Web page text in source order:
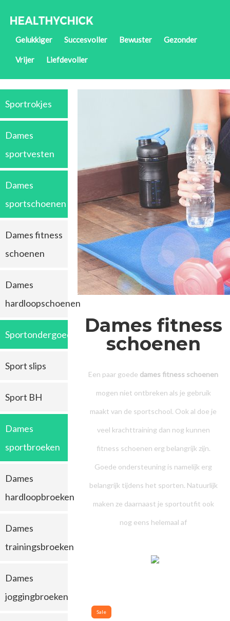
Gelukkiger Succesvoller Bewuster Gezonder
Vrijer Liefdevoller
Sportrokjes
Dames
sportvesten
Dames
sportschoenen
Dames fitness
schoenen
Dames
hardloopschoenen
Sportondergoed
Sport slips
Sport BH
Dames
sportbroeken
Dames
hardloopbroeken
Dames
trainingsbroeken
Dames
joggingbroeken
Dames fitness
schoenen
Een paar goede dames fitness schoenen
mogen niet ontbreken als je gebruik
maakt van de sportschool. Ook al doe je
veel krachttraining dan nog kunnen
fitness schoenen erg belangrijk zijn.
Goede ondersteuning is namelijk erg
belangrijk tijdens het sporten. Natuurlijk
maken ze daarnaast je sportoutfit ook
nog eens helemaal af
Sale